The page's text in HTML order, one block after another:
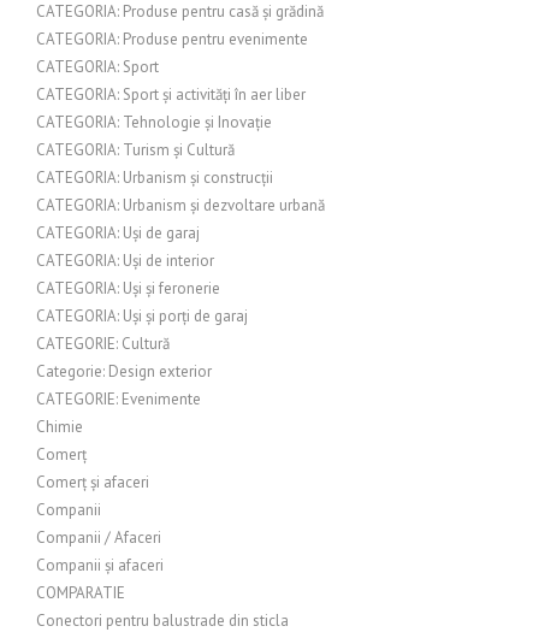
CATEGORIA: Produse pentru casă și grădină
CATEGORIA: Produse pentru evenimente
CATEGORIA: Sport
CATEGORIA: Sport și activități în aer liber
CATEGORIA: Tehnologie și Inovație
CATEGORIA: Turism și Cultură
CATEGORIA: Urbanism și construcții
CATEGORIA: Urbanism și dezvoltare urbană
CATEGORIA: Uși de garaj
CATEGORIA: Uși de interior
CATEGORIA: Uși și feronerie
CATEGORIA: Uși și porți de garaj
CATEGORIE: Cultură
Categorie: Design exterior
CATEGORIE: Evenimente
Chimie
Comerț
Comerț și afaceri
Companii
Companii / Afaceri
Companii și afaceri
COMPARATIE
Conectori pentru balustrade din sticla